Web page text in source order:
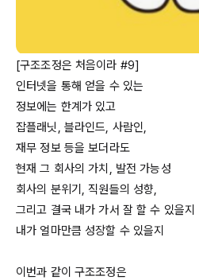
[구조조정은 처음이라 #9]
인터넷을 통해 얻을 수 있는
정보에는 한계가 있고
잡플래닛, 블라인드, 사람인,
재무 정보 등을 보더라도
현재 그 회사의 가치, 발전 가능성
회사의 분위기, 직원들의 성향,
그리고 결국 내가 가서 잘 할 수 있을지
내가 얼마만큼 성장할 수 있을지
이번과 같이 구조조정은